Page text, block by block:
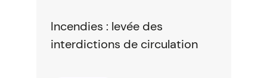
Incendies : levée des
interdictions de circulation